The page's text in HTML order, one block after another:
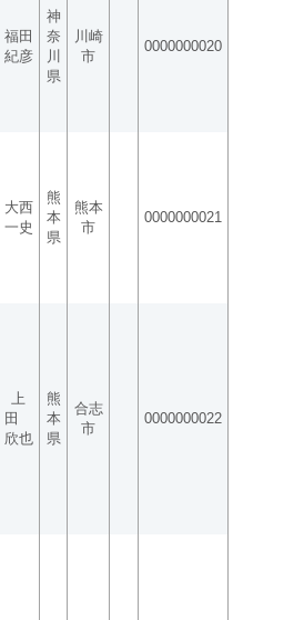
福田
紀彦
神
奈
川
県
川崎
市
0000000020
大西
一史
熊
本
県
熊本
市
0000000021
上
田
欣也
熊
本
県
合志
市
0000000022